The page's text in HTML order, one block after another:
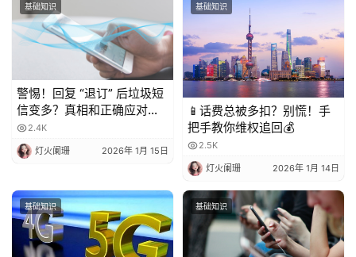
基础知识
警惕！回复 “退订” 后垃圾短
信变多？真相和正确应对方
法都在这
2.4K
灯火阑珊 2026年 1月 15日
基础知识
📱话费总被多扣？别慌！手
把手教你维权追回💰
2.5K
灯火阑珊 2026年 1月 14日
基础知识 基础知识